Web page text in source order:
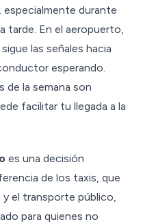
especialmente durante
tarde. En el aeropuerto,
las señales hacia
esperando.
de la semana son
facilitar tu llegada a la
es una decisión
de los taxis, que
el transporte público,
para quienes no